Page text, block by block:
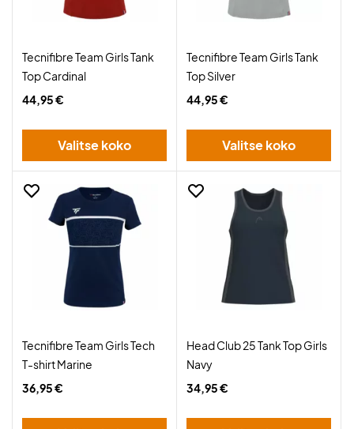
Tecnifibre Team Girls Tank
Top Cardinal
44,95 €
Valitse koko
Tecnifibre Team Girls Tank
Top Silver
44,95 €
Valitse koko
Tecnifibre Team Girls Tech
T-shirt Marine
36,95 €
Head Club 25 Tank Top Girls
Navy
34,95 €